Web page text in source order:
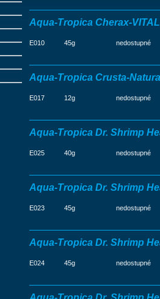
Aqua-Tropica Cherax-VITAL
E010 45g nedostupné
Aqua-Tropica Crusta-
E017 12g nedostupné
Aqua-Tropica Dr. Shrimp
E025 40g nedostupné
Aqua-Tropica Dr. Shrimp
E023 45g nedostupné
Aqua-Tropica Dr. Shrimp
E024 45g nedostupné